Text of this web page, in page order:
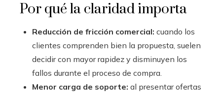
Por qué la claridad importa
Reducción de fricción comercial: cuando los
clientes comprenden bien la propuesta, suelen
decidir con mayor rapidez y disminuyen los
fallos durante el proceso de compra.
Menor carga de soporte: al presentar ofertas